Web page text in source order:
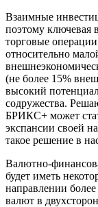
Взаимные
поэтому ключевая
торговые
относительно
(не более 15%
высокий
содружества.
БРИКС+ может
экспансии своей
такое решение в
Валютно-
будет иметь
направлении
валют в